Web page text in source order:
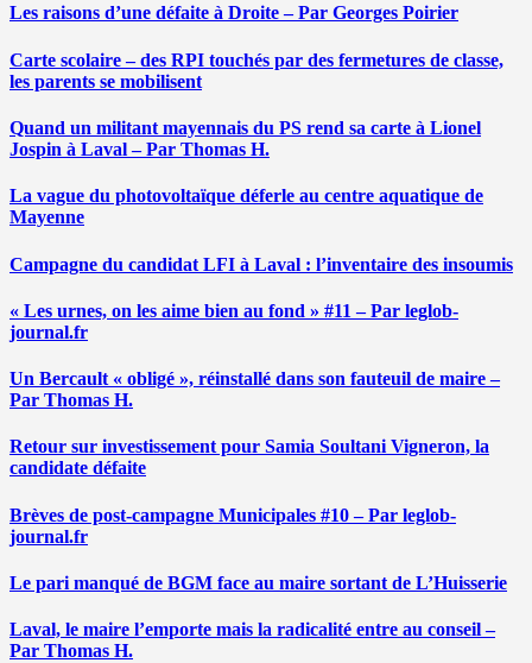
Les raisons d’une défaite à Droite – Par Georges Poirier
Carte scolaire – des RPI touchés par des fermetures de classe,
les parents se mobilisent
Quand un militant mayennais du PS rend sa carte à Lionel
Jospin à Laval – Par Thomas H.
La vague du photovoltaïque déferle au centre aquatique de
Mayenne
Campagne du candidat LFI à Laval : l’inventaire des insoumis
« Les urnes, on les aime bien au fond » #11 – Par leglob-
journal.fr
Un Bercault « obligé », réinstallé dans son fauteuil de maire –
Par Thomas H.
Retour sur investissement pour Samia Soultani Vigneron, la
candidate défaite
Brèves de post-campagne Municipales #10 – Par leglob-
journal.fr
Le pari manqué de BGM face au maire sortant de L’Huisserie
Laval, le maire l’emporte mais la radicalité entre au conseil –
Par Thomas H.